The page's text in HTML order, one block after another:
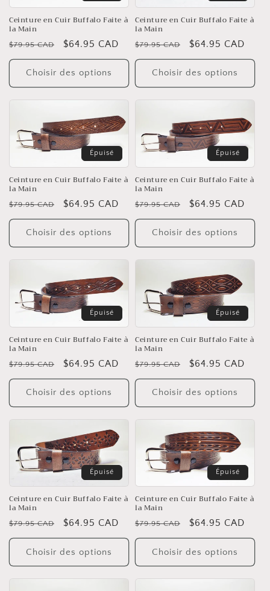
i
o
n
:
Ceinture en Cuir Buffalo Faite à
la Main
Prix
habituel
$79.95 CAD
Prix
soldé
$64.95 CAD
Choisir des options
Ceinture en Cuir Buffalo Faite à
la Main
Prix
habituel
$79.95 CAD
Prix
soldé
$64.95 CAD
Choisir des options
Épuisé
Ceinture en Cuir Buffalo Faite à
la Main
Prix
habituel
$79.95 CAD
Prix
soldé
$64.95 CAD
Choisir des options
Épuisé
Ceinture en Cuir Buffalo Faite à
la Main
Prix
habituel
$79.95 CAD
Prix
soldé
$64.95 CAD
Choisir des options
Épuisé
Ceinture en Cuir Buffalo Faite à
la Main
Prix
habituel
$79.95 CAD
Prix
soldé
$64.95 CAD
Choisir des options
Épuisé
Ceinture en Cuir Buffalo Faite à
la Main
Prix
habituel
$79.95 CAD
Prix
soldé
$64.95 CAD
Choisir des options
Épuisé
Ceinture en Cuir Buffalo Faite à
la Main
Prix
habituel
$79.95 CAD
Prix
soldé
$64.95 CAD
Choisir des options
Épuisé
Ceinture en Cuir Buffalo Faite à
la Main
Prix
habituel
$79.95 CAD
Prix
soldé
$64.95 CAD
Choisir des options